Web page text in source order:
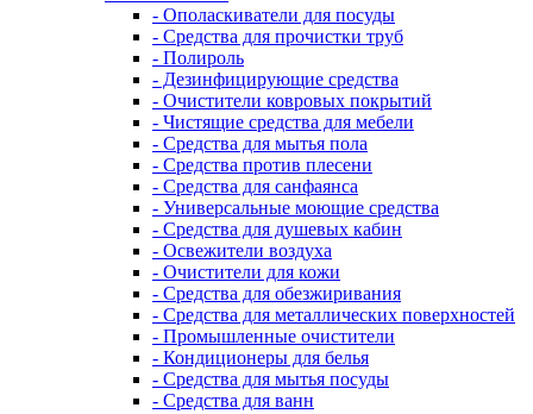
- Ополаскиватели для посуды
- Средства для прочистки труб
- Полироль
- Дезинфицирующие средства
- Очистители ковровых покрытий
- Чистящие средства для мебели
- Средства для мытья пола
- Средства против плесени
- Средства для санфаянса
- Универсальные моющие средства
- Средства для душевых кабин
- Освежители воздуха
- Очистители для кожи
- Средства для обезжиривания
- Средства для металлических поверхностей
- Промышленные очистители
- Кондиционеры для белья
- Средства для мытья посуды
- Средства для ванн